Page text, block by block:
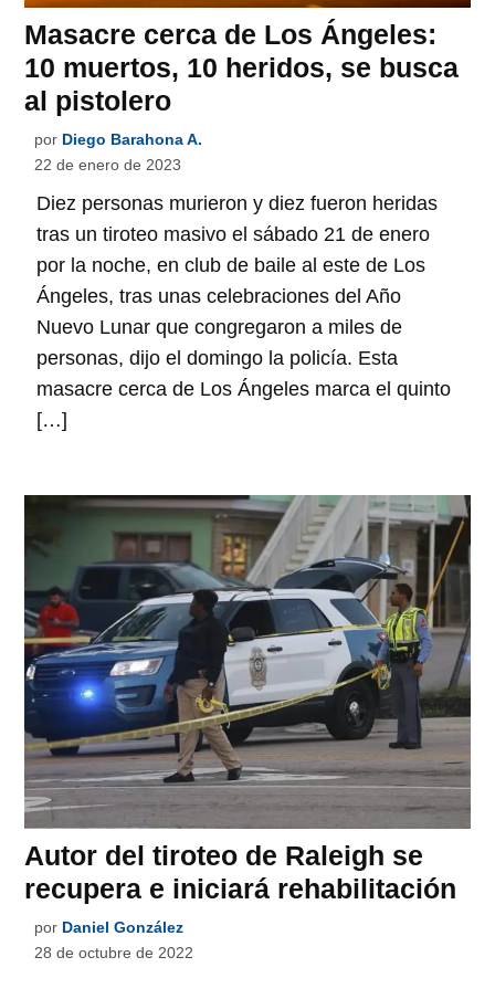
Masacre cerca de Los Ángeles:
10 muertos, 10 heridos, se busca
al pistolero
por Diego Barahona A.
22 de enero de 2023
Diez personas murieron y diez fueron heridas
tras un tiroteo masivo el sábado 21 de enero
por la noche, en club de baile al este de Los
Ángeles, tras unas celebraciones del Año
Nuevo Lunar que congregaron a miles de
personas, dijo el domingo la policía. Esta
masacre cerca de Los Ángeles marca el quinto
[…]
Autor del tiroteo de Raleigh se
recupera e iniciará rehabilitación
por Daniel González
28 de octubre de 2022